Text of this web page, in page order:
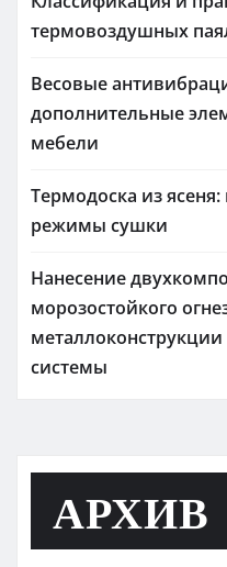
термовоздушных
Весовые
дополнительные
мебели
Термодоска из
режимы сушки
Нанесение
морозостойкого
системы
АРХИВ